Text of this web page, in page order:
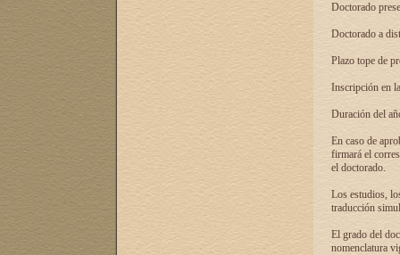
Doctorado
Doctorado a
Plazo tope de
Inscripción en
Duración del
En caso de
firmará el
el doctorado.
Los estudios,
traducción
El grado del
nomenclatura